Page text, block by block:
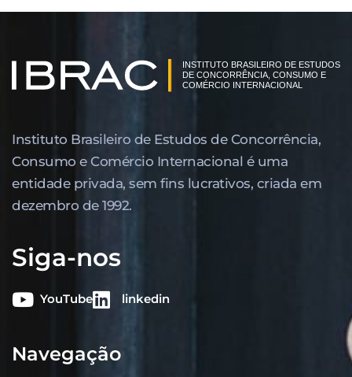
Instituto Brasileiro de Estudos de Concor­rência,
Consumo e Comércio Internacional é uma
entidade privada, sem fins lucrativos, criada em
dezembro de 1992.
Siga-nos
YouTube linkedin
Navegação